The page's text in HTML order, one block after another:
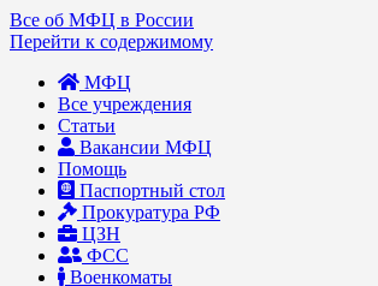
Все об МФЦ в России
Перейти к содержимому
МФЦ
Все учреждения
Статьи
Вакансии МФЦ
Помощь
Паспортный стол
Прокуратура РФ
ЦЗН
ФСС
Военкоматы